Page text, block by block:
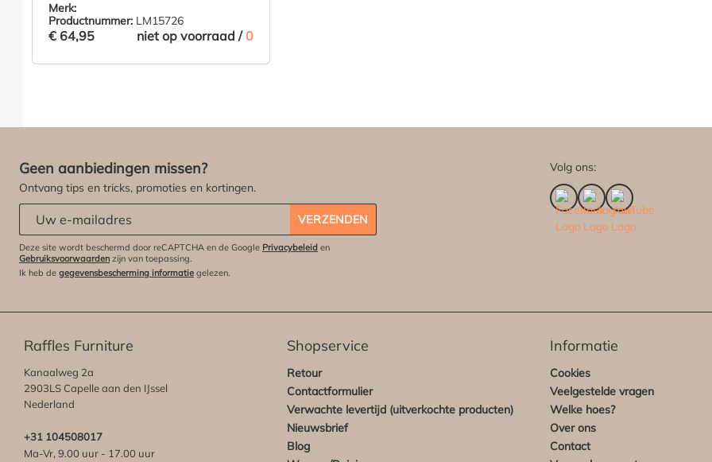
Merk:
Productnummer: LM15726
€ 64,95 niet op voorraad /0
Geen aanbiedingen missen?
Ontvang tips en tricks, promoties en kortingen.
VERZENDEN
Deze site wordt beschermd door reCAPTCHA en de Google Privacybeleid en
Gebruiksvoorwaarden zijn van toepassing.
Ik heb de gegevensbescherming informatie gelezen.
Volg ons:
Raffles Furniture
Kanaalweg 2a
2903LS Capelle aan den IJssel
Nederland
+31 104508017
Ma-Vr, 9.00 uur - 17.00 uur
Shopservice
Retour
Contactformulier
Verwachte levertijd (uitverkochte producten)
Nieuwsbrief
Blog
Informatie
Cookies
Veelgestelde vragen
Welke hoes?
Over ons
Contact